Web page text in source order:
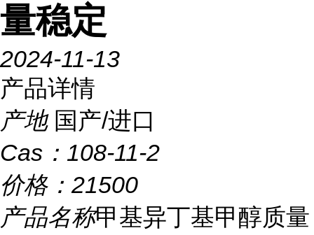
量稳定
2024-11-13
产品详情
产地 国产/进口
Cas： 108-11-2
价格： 21500
产品名称甲基异丁基甲醇质量